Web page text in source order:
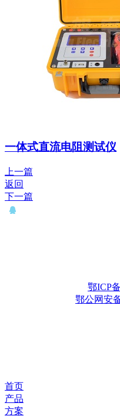
一体式直流电阻测试仪
上一篇
返回
下一篇
鄂ICP
鄂公网安
首页
产品
方案